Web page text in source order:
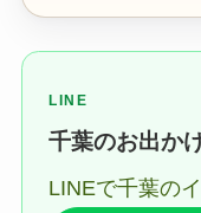
LINE
千葉のお出か
LINEで千葉の